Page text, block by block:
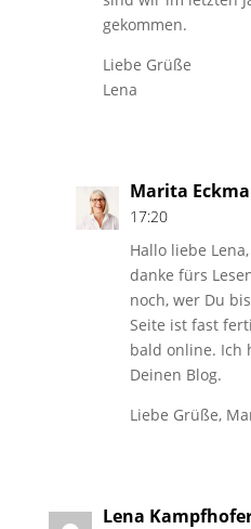
gekommen.
Liebe Grüße
Lena
Marita
17:20
Hallo liebe Lena,
danke fürs
noch, wer Du
Seite ist fast
bald online. Ich
Deinen Blog.
Liebe Grüße,
Lena